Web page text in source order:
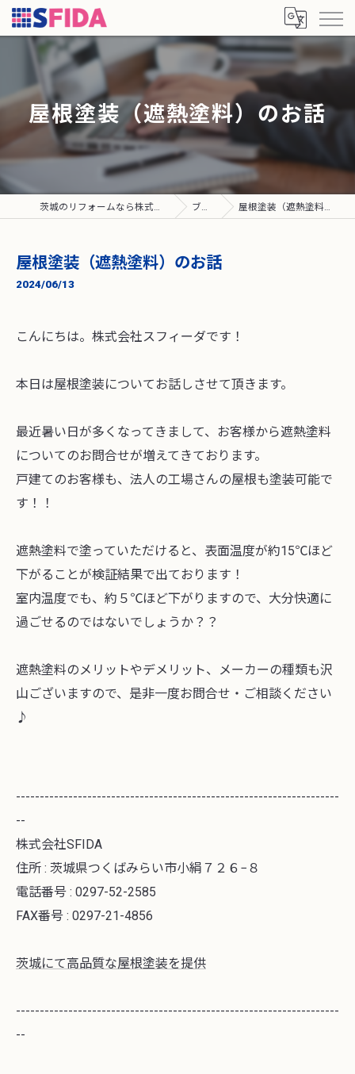
屋根塗装（遮熱塗料）のお話
茨城のリフォームなら株式会社SFIDA ブログ 屋根塗装（遮熱塗料）のお話
屋根塗装（遮熱塗料）のお話
2024/06/13
こんにちは。株式会社スフィーダです！
本日は屋根塗装についてお話しさせて頂きます。
最近暑い日が多くなってきまして、お客様から遮熱塗料
についてのお問合せが増えてきております。
戸建てのお客様も、法人の工場さんの屋根も塗装可能で
す！！
遮熱塗料で塗っていただけると、表面温度が約15℃ほど
下がることが検証結果で出ております！
室内温度でも、約５℃ほど下がりますので、大分快適に
過ごせるのではないでしょうか？？
遮熱塗料のメリットやデメリット、メーカーの種類も沢
山ございますので、是非一度お問合せ・ご相談ください
♪
--------------------------------------------------------------------
--
株式会社SFIDA
住所 : 茨城県つくばみらい市小絹７２６−８
電話番号 : 0297-52-2585
FAX番号 : 0297-21-4856
茨城にて高品質な屋根塗装を提供
--------------------------------------------------------------------
--